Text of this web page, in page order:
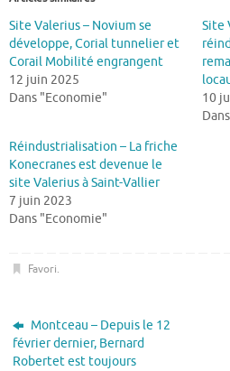
Site Valerius – Novium se
développe, Corial tunnelier et
Corail Mobilité engrangent
12 juin 2025
Dans "Economie"
Site
10
Réindustrialisation – La friche
Konecranes est devenue le
site Valerius à Saint-Vallier
7 juin 2023
Dans "Economie"
Favori.
Montceau – Depuis le 12
février dernier, Bernard
Robertet est toujours